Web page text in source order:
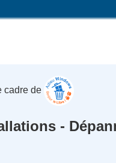
cadre de
-